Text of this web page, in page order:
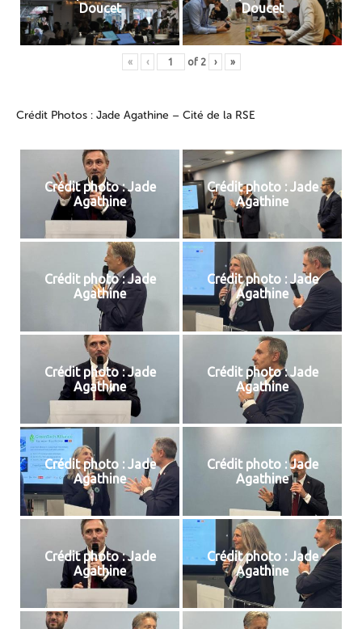
Doucet
Doucet
« ‹ of 2 › »
Crédit Photos : Jade Agathine – Cité de la RSE
Crédit photo : Jade
Agathine
Crédit photo : Jade
Agathine
Crédit photo : Jade
Agathine
Crédit photo : Jade
Agathine
Crédit photo : Jade
Agathine
Crédit photo : Jade
Agathine
Crédit photo : Jade
Agathine
Crédit photo : Jade
Agathine
Crédit photo : Jade
Agathine
Crédit photo : Jade
Agathine